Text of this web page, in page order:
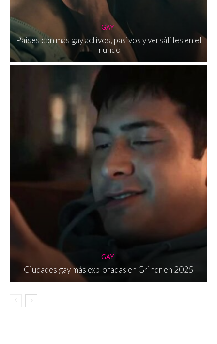
GAY
Países con más gay activos, pasivos y versátiles en el
mundo
GAY
Ciudades gay más exploradas en Grindr en 2025